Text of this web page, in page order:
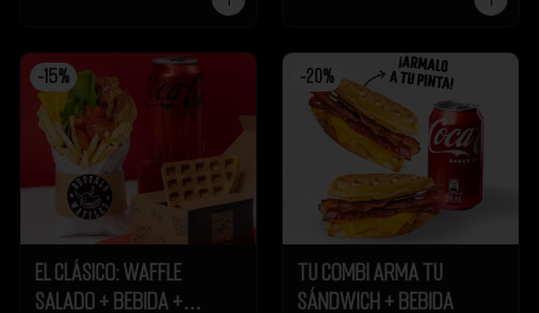
- 15%
El Clásico: Waffle
Salado + Bebida +
-20 %
Tu Combi Arma tu
Sándwich + Bebida